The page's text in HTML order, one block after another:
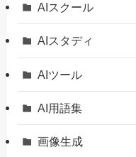
AIスクール
AIスタディ
AIツール
AI用語集
画像生成